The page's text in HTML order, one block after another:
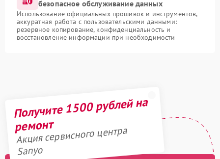
безопасное обслуживание данных
Использование официальных прошивок и инструментов,
аккуратная работа с пользовательскими данными:
резервное копирование, конфиденциальность и
восстановление информации при необходимости
Получите 1500 рублей на
ремонт
Акция сервисного центра
Sanyo